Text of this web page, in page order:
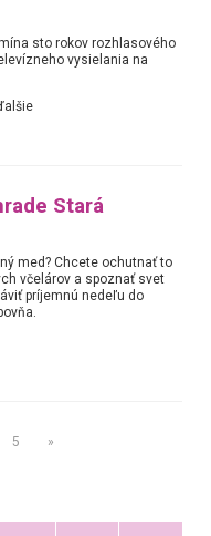
sto rokov rozhlasového
vysielania na
Stará
med? Chcete ochutnať to
včelárov a spoznať svet
príjemnú nedeľu do
5 »